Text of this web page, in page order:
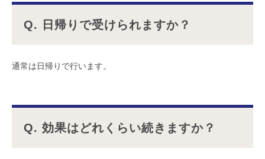
Q. 日帰りで受けられますか？
通常は日帰りで行います。
Q. 効果はどれくらい続きますか？